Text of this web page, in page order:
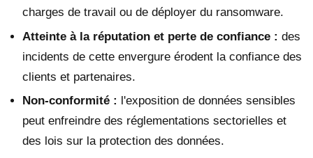
charges de travail ou de déployer du ransomware.
Atteinte à la réputation et perte de confiance : des
incidents de cette envergure érodent la confiance des
clients et partenaires.
Non-conformité : l'exposition de données sensibles
peut enfreindre des réglementations sectorielles et
des lois sur la protection des données.